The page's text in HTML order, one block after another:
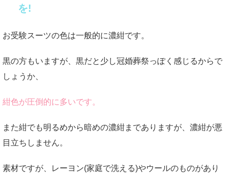
を!
お受験スーツの色は一般的に濃紺です。
黒の方もいますが、黒だと少し冠婚葬祭っぽく感じるからで
しょうか、
紺色が圧倒的に多いです。
また紺でも明るめから暗めの濃紺までありますが、濃紺が悪
目立ちしません。
素材ですが、レーヨン(家庭で洗える)やウールのものがあり